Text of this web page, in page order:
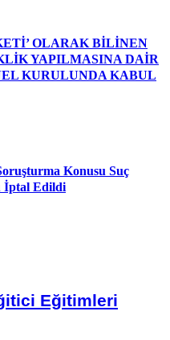
OLARAK BİLİNEN
YAPILMASINA DAİR
KURULUNDA KABUL
Konusu Suç
İptal Edildi
Eğitimleri